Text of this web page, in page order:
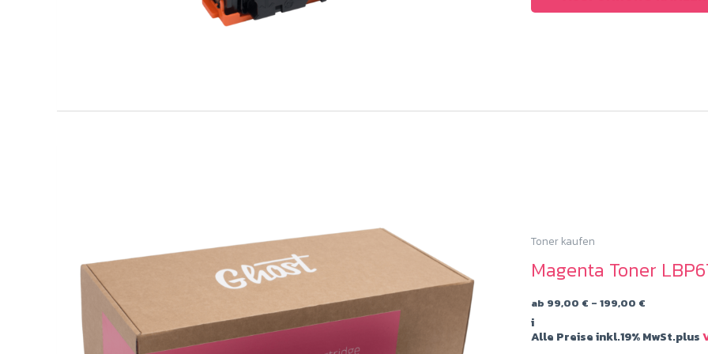
Toner kaufen
Magenta Toner
ab 99,00 € – 199,00 €
199,00 €
i
Alle Preise inkl.19% MwSt.plus